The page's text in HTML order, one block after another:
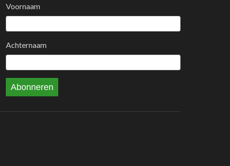
Voornaam
Achternaam
Abonneren